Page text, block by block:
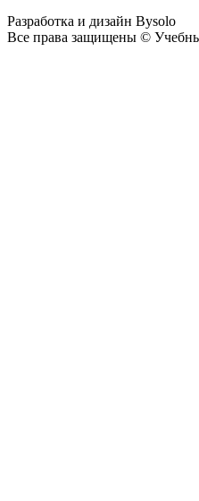
Разработка и дизайн Bysolo
Все права защищены ©